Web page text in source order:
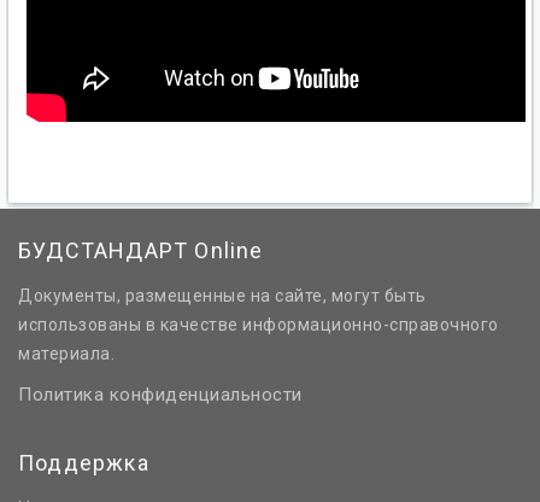
БУДСТАНДАРТ Online
Документы, размещенные на сайте, могут быть
использованы в качестве информационно-справочного
материала.
Политика конфиденциальности
Поддержка